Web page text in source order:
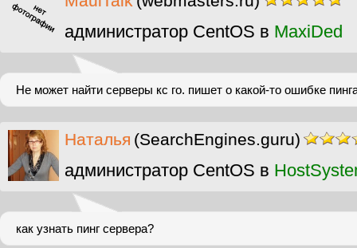
администратор CentOS в MaxiDed
Не может найти серверы кс го. пишет о какой-то ошибке
Наталья (SearchEngines.guru)
администратор CentOS в
как узнать пинг сервера?